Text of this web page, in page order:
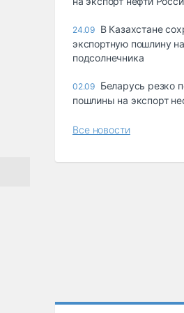
24.09 В Казахстане
экспортную пошлину
подсолнечника
02.09 Беларусь резко
пошлины на экспорт
Все новости